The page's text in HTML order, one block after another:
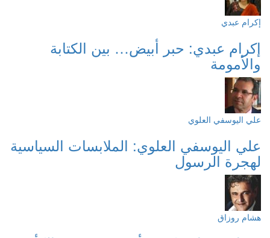
إكرام عبدي
إكرام عبدي: حبر أبيض… بين الكتابة
والأمومة
علي اليوسفي العلوي
علي اليوسفي العلوي: الملابسات السياسية
لهجرة الرسول
هشام روزاق